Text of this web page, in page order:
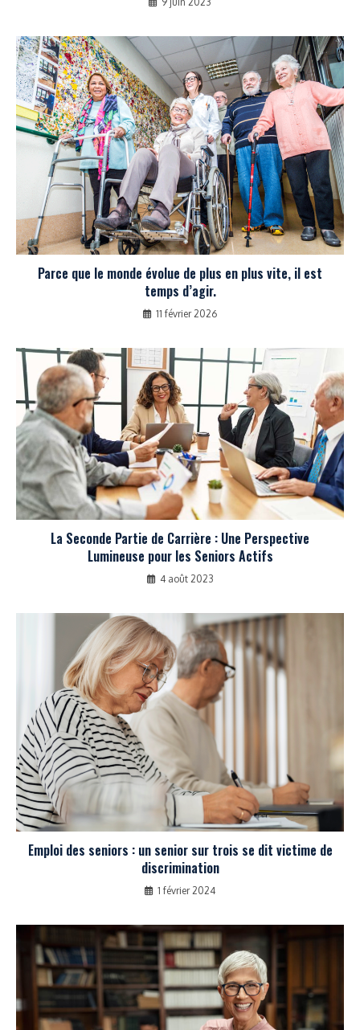
Parce que le monde évolue de plus en plus vite, il est
temps d’agir.
11 février 2026
La Seconde Partie de Carrière : Une Perspective
Lumineuse pour les Seniors Actifs
4 août 2023
Emploi des seniors : un senior sur trois se dit victime de
discrimination
1 février 2024